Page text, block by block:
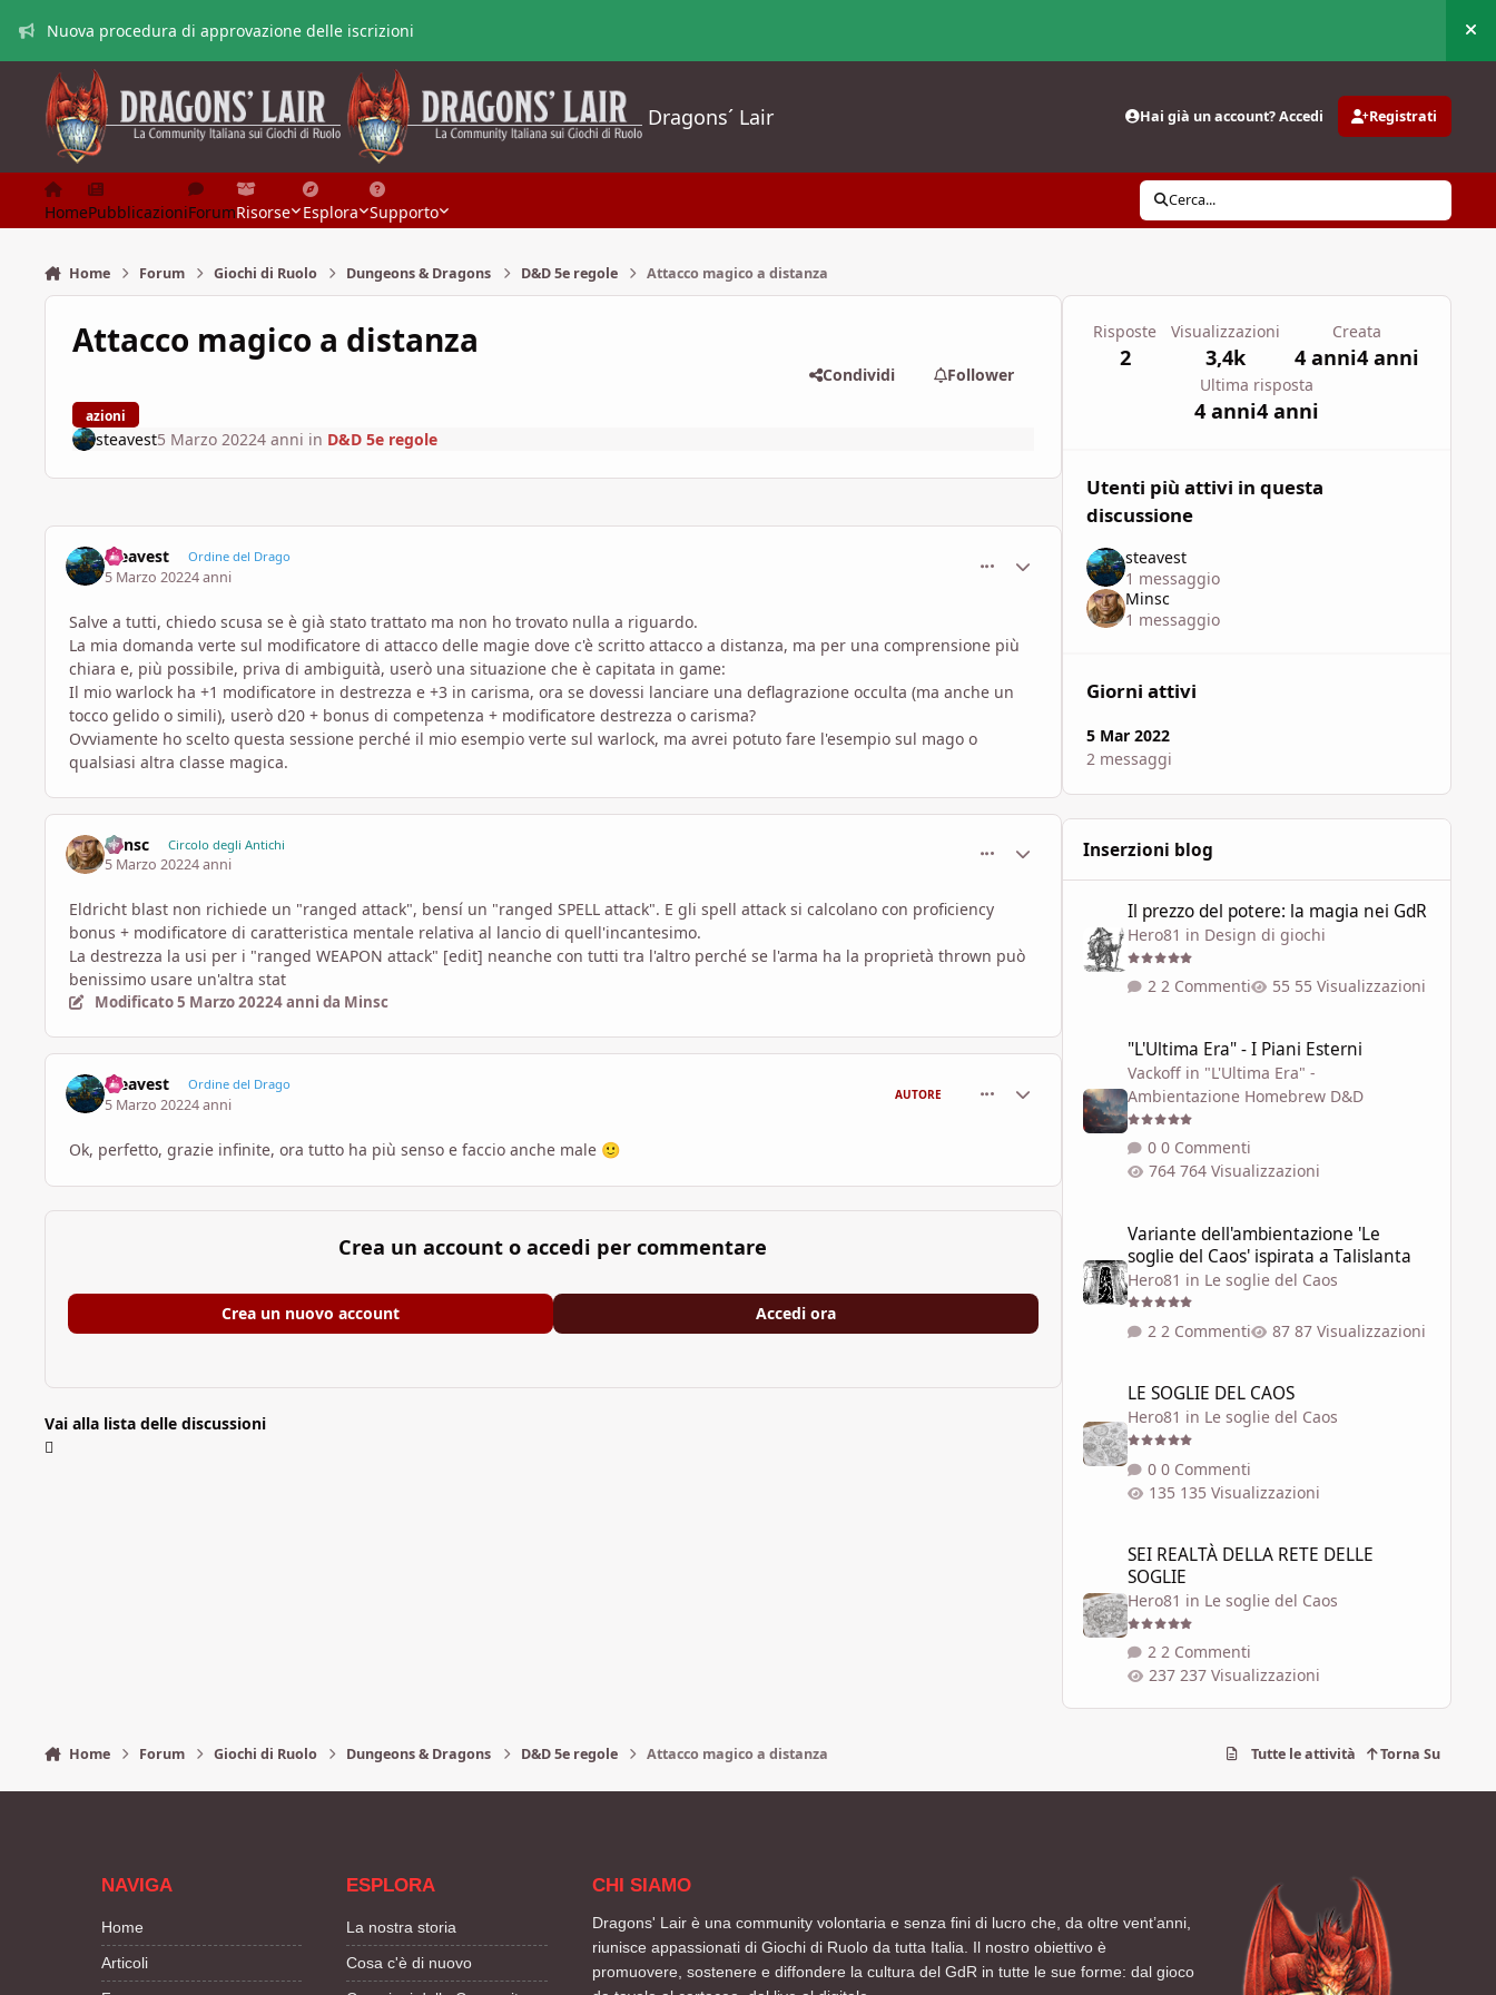
Nuova procedura di approvazione delle iscrizioni
Dragons´ Lair Hai già un account? Accedi Registrati
HomePubblicazioniForumRisorse Esplora Supporto
Cerca...
Home Forum Giochi di Ruolo Dungeons & Dragons D&D 5e regole Attacco magico a distanza
Attacco magico a distanza
azioni
Condividi Follower
steavest5 Marzo 20224 anni in D&D 5e regole
steavest Ordine del Drago
5 Marzo 20224 anni
comment_1796316
Statistiche Autore
Salve a tutti, chiedo scusa se è già stato trattato ma non ho trovato nulla a riguardo.
La mia domanda verte sul modificatore di attacco delle magie dove c'è scritto attacco a distanza, ma per una comprensione più
chiara e, più possibile, priva di ambiguità, userò una situazione che è capitata in game:
Il mio warlock ha +1 modificatore in destrezza e +3 in carisma, ora se dovessi lanciare una deflagrazione occulta (ma anche un
tocco gelido o simili), userò d20 + bonus di competenza + modificatore destrezza o carisma?
Ovviamente ho scelto questa sessione perché il mio esempio verte sul warlock, ma avrei potuto fare l'esempio sul mago o
qualsiasi altra classe magica.
Minsc Circolo degli Antichi
5 Marzo 20224 anni
comment_1796317
Statistiche Autore
Eldricht blast non richiede un "ranged attack", bensí un "ranged SPELL attack". E gli spell attack si calcolano con proficiency
bonus + modificatore di caratteristica mentale relativa al lancio di quell'incantesimo.
La destrezza la usi per i "ranged WEAPON attack" [edit] neanche con tutti tra l'altro perché se l'arma ha la proprietà thrown può
benissimo usare un'altra stat
Modificato5 Marzo 20224 anni da Minsc
steavest Ordine del Drago
5 Marzo 20224 anni
AUTORE comment_1796318
Statistiche Autore
Ok, perfetto, grazie infinite, ora tutto ha più senso e faccio anche male 🙂
Crea un account o accedi per commentare
Crea un nuovo account Accedi ora
Vai alla lista delle discussioni
Risposte
2
Visualizzazioni
3,4k
Creata
4 anni4 anni
Ultima risposta
4 anni4 anni
Utenti più attivi in questa
discussione
steavest
1 messaggio
Minsc
1 messaggio
Giorni attivi
5 Mar 2022
2 messaggi
Inserzioni blog
Il prezzo del potere: la magia nei GdR
Hero81 in Design di giochi
2 Commenti 55 Visualizzazioni
"L'Ultima Era" - I Piani Esterni
"L'Ultima Era" - I Piani Esterni
Vackoffin "L'Ultima Era" -
Ambientazione Homebrew D&D
0 Commenti
764 Visualizzazioni
Variante dell'ambientazione 'Le
soglie del Caos' ispirata a Talislanta
Hero81 in Le soglie del Caos
2 Commenti 87 Visualizzazioni
LE SOGLIE DEL CAOS
Hero81 in Le soglie del Caos
0 Commenti
135 Visualizzazioni
SEI REALTÀ DELLA RETE DELLE
SOGLIE
Hero81 in Le soglie del Caos
2 Commenti
237 Visualizzazioni
Home Forum Giochi di Ruolo Dungeons & Dragons D&D 5e regole Attacco magico a distanza Tutte le attività Torna Su
NAVIGA
Home
Articoli
ESPLORA
La nostra storia
Cosa c'è di nuovo
CHI SIAMO
Dragons' Lair è una community volontaria e senza fini di lucro che, da oltre vent’anni,
riunisce appassionati di Giochi di Ruolo da tutta Italia. Il nostro obiettivo è
promuovere, sostenere e diffondere la cultura del GdR in tutte le sue forme: dal gioco